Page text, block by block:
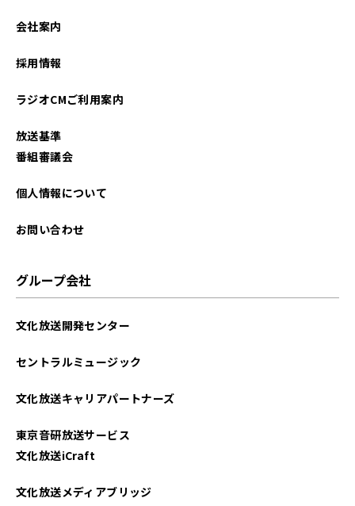
会社案内
採用情報
ラジオCMご利用案内
放送基準
番組審議会
個人情報について
お問い合わせ
グループ会社
文化放送開発センター
セントラルミュージック
文化放送キャリアパートナーズ
東京音研放送サービス
文化放送iCraft
文化放送メディアブリッジ